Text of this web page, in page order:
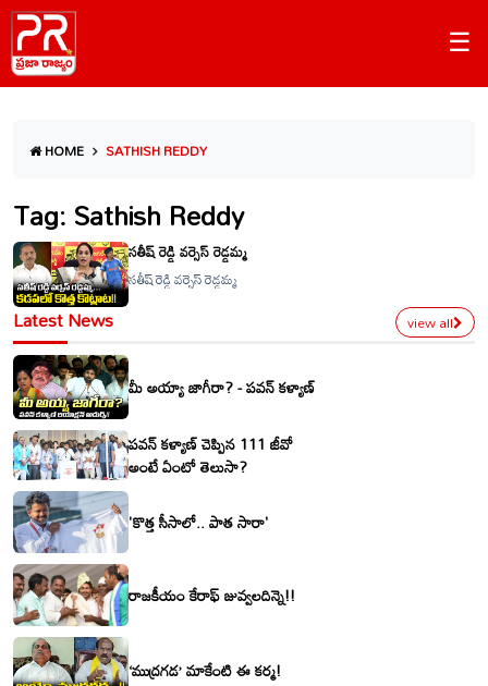
☰
HOME SATHISH REDDY
Tag: Sathish Reddy
సతీష్ రెడ్డి వర్సెస్ రెడ్డమ్మ
సతీష్ రెడ్డి వర్సెస్ రెడ్డమ్మ
Latest News view all
మీ అయ్యా జాగీరా? - పవన్ కళ్యాణ్
పవన్ కళ్యాణ్ చెప్పిన 111 జీవో
అంటే ఏంటో తెలుసా?
'కొత్త సీసాలో.. పాత సారా'
రాజకీయం కేరాఫ్ జువ్వలదిన్నె!!
‘ముద్రగడ’ మాకేంటి ఈ కర్మ!